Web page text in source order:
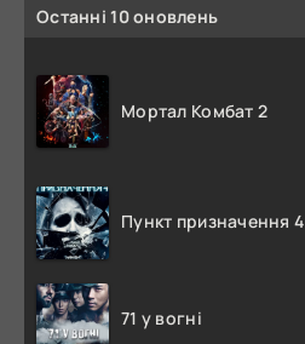
Останні 10 оновлень
Мортал Комбат 2
Пункт призначення 4
71 у вогні